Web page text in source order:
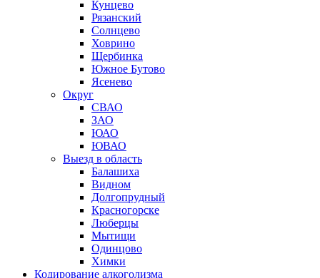
Кунцево
Рязанский
Солнцево
Ховрино
Щербинка
Южное Бутово
Ясенево
Округ
СВАО
ЗАО
ЮАО
ЮВАО
Выезд в область
Балашиха
Видном
Долгопрудный
Красногорске
Люберцы
Мытищи
Одинцово
Химки
Кодирование алкоголизма